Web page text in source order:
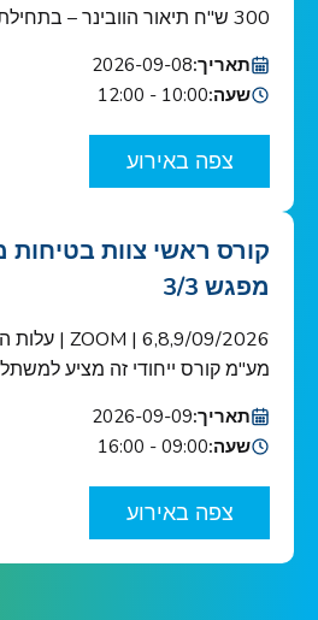
לאירופה טוב לישראל" ובעקבותיה
ליצרנים, יבואנים ומשווקים של
מוצריהם. האפשרות לשימוש
ובריאותיים מעסיקה רבות את
תאריך:2026-09-08
שעה:10:00 - 12:00
צפה באירוע
מפגש 3/3
מע"מ קורס ייחודי זה מציע
22000 הקורס מוכר ע"י
מיועד לאנשי מפתח בתחום בטיחות
העוסקים בשרשרת אספקת המזון:
חקלאית, בתי אריזה, מפעלי עיבוד
תאריך:2026-09-09
שעה:09:00 - 16:00
צפה באירוע